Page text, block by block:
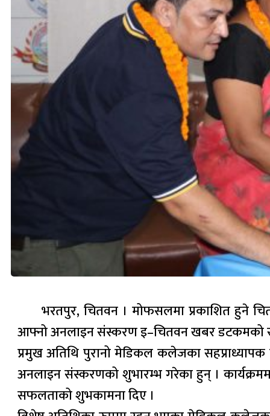
भरतपुर, चितवन । मोफसलमा प्रकाशित हुने
आफ्नो अनलाइन संस्करण इ–चितवन खबर डटकमको
प्रमुख अतिथि पुरानो मेडिकल कलेजका
अनलाइन संस्करणको शुभारम्भ गरेका हुन् ।
सफलताको शुभकामना दिए ।